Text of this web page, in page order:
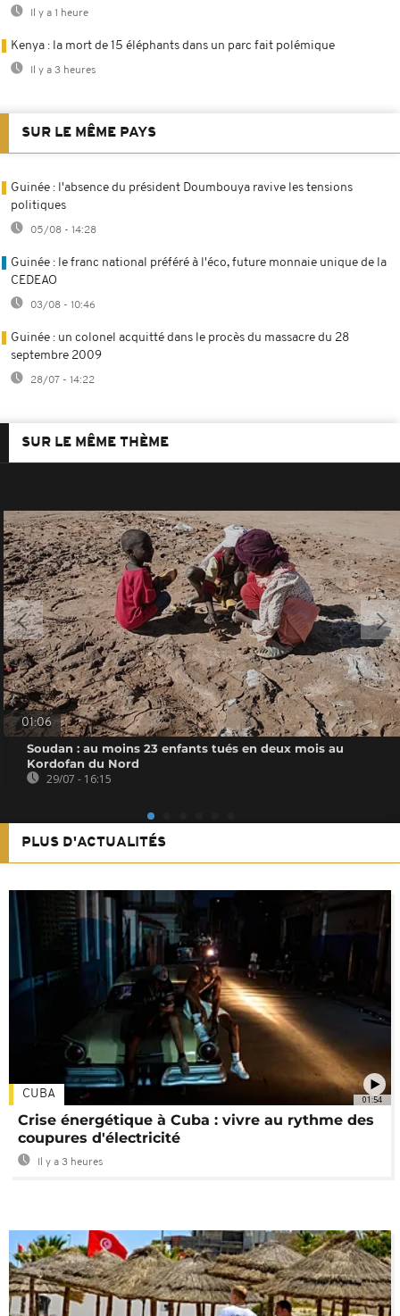
Il y a 1 heure
Kenya : la mort de 15 éléphants dans un parc fait polémique
Il y a 3 heures
SUR LE MÊME PAYS
Guinée : l'absence du président Doumbouya ravive les tensions
politiques
05/08 - 14:28
Guinée : le franc national préféré à l'éco, future monnaie unique de la
CEDEAO
03/08 - 10:46
Guinée : un colonel acquitté dans le procès du massacre du 28
septembre 2009
28/07 - 14:22
SUR LE MÊME THÈME
01:06
Soudan : au moins 23 enfants tués en deux mois au
Kordofan du Nord
29/07 - 16:15
PLUS D'ACTUALITÉS
01:54
CUBA
Crise énergétique à Cuba : vivre au rythme des
coupures d'électricité
Il y a 3 heures